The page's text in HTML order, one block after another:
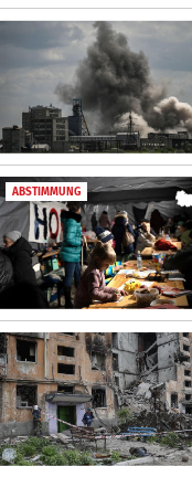
ABSTIMMUNG